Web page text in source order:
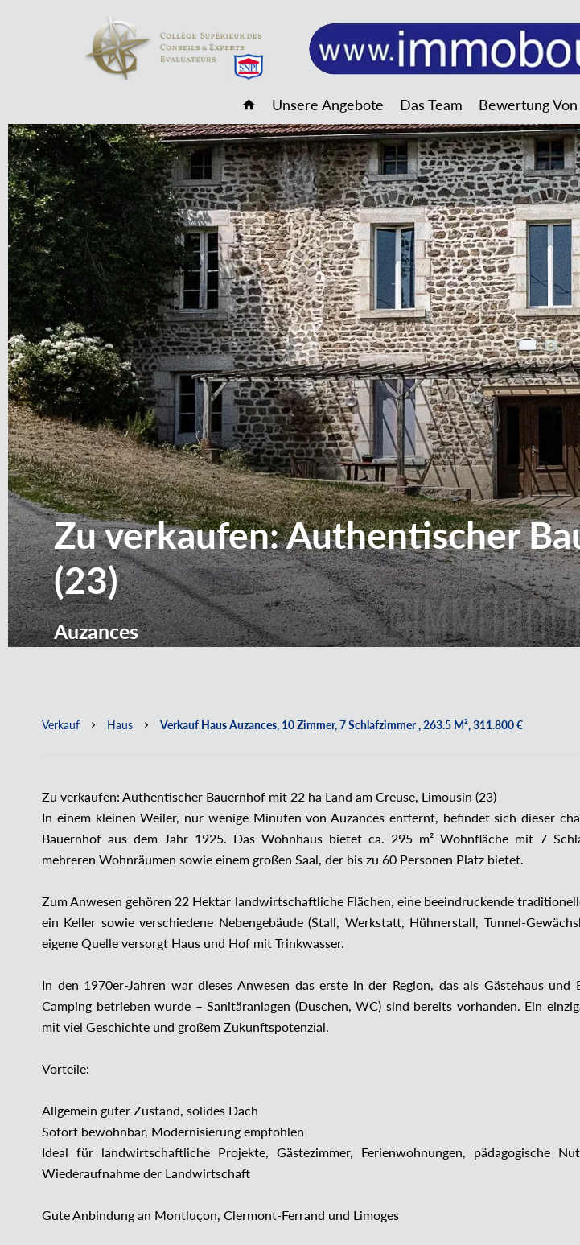
Unsere Angebote Das Team Bewertung
Zu verkaufen: Authentischer
(23)
Auzances
Verkauf Haus Verkauf Haus Auzances, 10 Zimmer, 7 Schlafzimmer , 263.5 M², 311.800 €
Zu verkaufen: Authentischer Bauernhof mit 22 ha Land am Creuse, Limousin (23)
In einem kleinen Weiler, nur wenige Minuten von Auzances entfernt, befindet sich dieser
Bauernhof aus dem Jahr 1925. Das Wohnhaus bietet ca. 295 m² Wohnfläche mit 7
mehreren Wohnräumen sowie einem großen Saal, der bis zu 60 Personen Platz bietet.
Zum Anwesen gehören 22 Hektar landwirtschaftliche Flächen, eine beeindruckende
ein Keller sowie verschiedene Nebengebäude (Stall, Werkstatt, Hühnerstall, Tunnel-
eigene Quelle versorgt Haus und Hof mit Trinkwasser.
In den 1970er-Jahren war dieses Anwesen das erste in der Region, das als Gästehaus und
Camping betrieben wurde – Sanitäranlagen (Duschen, WC) sind bereits vorhanden. Ein
mit viel Geschichte und großem Zukunftspotenzial.
Vorteile:
Allgemein guter Zustand, solides Dach
Sofort bewohnbar, Modernisierung empfohlen
Ideal für landwirtschaftliche Projekte, Gästezimmer, Ferienwohnungen, pädagogische
Wiederaufnahme der Landwirtschaft
Gute Anbindung an Montluçon, Clermont-Ferrand und Limoges